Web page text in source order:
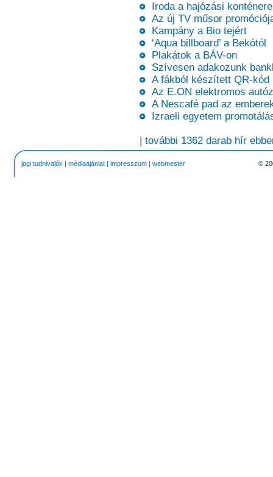
Iroda a hajózási
Az új TV műsor
Kampány a Bio tejért
‘Aqua billboard’ a Bekótól
Plakátok a BÁV-on
Szívesen adakozunk
A fákból készített QR-kód
Az E.ON elektromos
A Nescafé pad az
Izraeli egyetem
| további 1362 darab hír
jogi tudnivalók | médiaajánlat | impresszum | webmester ©